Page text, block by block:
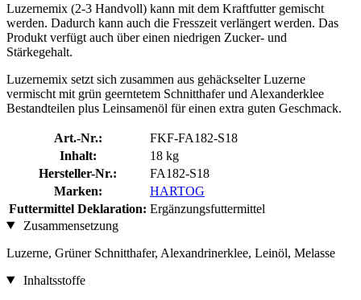
Luzernemix (2-3 Handvoll) kann mit dem Kraftfutter gemischt
werden. Dadurch kann auch die Fresszeit verlängert werden. Das
Produkt verfügt auch über einen niedrigen Zucker- und
Stärkegehalt.
Luzernemix setzt sich zusammen aus gehäckselter Luzerne
vermischt mit grün geerntetem Schnitthafer und Alexanderklee
Bestandteilen plus Leinsamenöl für einen extra guten Geschmack.
Art.-Nr.:
FKF-FA182-S18
Inhalt:
18 kg
Hersteller-Nr.:
FA182-S18
Marken:
HARTOG
Futtermittel Deklaration: Ergänzungsfuttermittel
Zusammensetzung
Luzerne, Grüner Schnitthafer, Alexandrinerklee, Leinöl, Melasse
Inhaltsstoffe